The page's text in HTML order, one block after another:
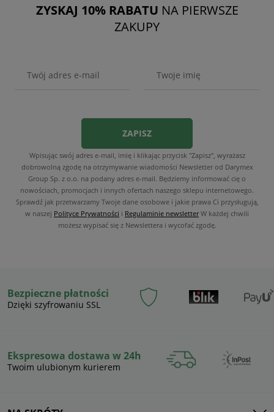
ZYSKAJ 10% RABATU NA PIERWSZE
ZAKUPY
ZAPISZ
Wpisując swój adres e-mail, imię i klikając przycisk "Zapisz", wyrażasz
dobrowolną zgodę na otrzymywanie wiadomości Newsletter od Darymex
Group Sp. z o.o. na podany adres e-mail. Będziemy informować cię o
nowościach, promocjach i innych ofertach naszego sklepu internetowego.
Sprawdź jak przetwarzamy Twoje dane osobowe i jakie prawa Ci przysługują,
w naszej Polityce Prywatności i Regulaminie newsletterW każdej chwili
możesz wypisać się z Newslettera i wycofać zgodę.
Bezpieczne płatności
Dzięki szyfrowaniu SSL
Ekspresowa dostawa w 24h
Twoim ulubionym kurierem